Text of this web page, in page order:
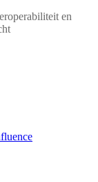
en